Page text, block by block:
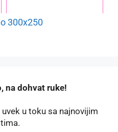
na dohvat ruke!
u toku sa najnovijim